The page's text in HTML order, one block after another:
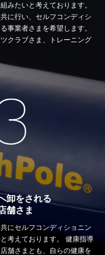
みたいと考えております。
に行い、セルフコンディシ
事業者さまを希望します。
クラブさま、トレーニング
卸をされる
舗さま
にセルフコンディショニン
考えております。 健康指導
舗さまとも、自らの健康を